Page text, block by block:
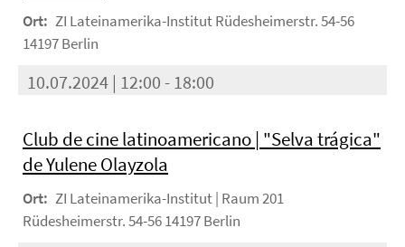
Ort: ZI Lateinamerika-Institut Rüdesheimerstr. 54-56
14197 Berlin
10.07.2024 | 12:00 - 18:00
Club de cine latinoamericano | "Selva trágica"
de Yulene Olayzola
Ort: ZI Lateinamerika-Institut | Raum 201
Rüdesheimerstr. 54-56 14197 Berlin